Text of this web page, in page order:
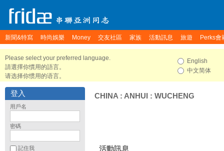
新聞&特寫 時尚娛樂 Money 交友社區 家族 活動訊息 旅遊 Perks會
Please select your preferred language.
請選擇你慣用的語言。
请选择你惯用的语言。
English
中文简体
登入
用戶名
密碼
記住我
CHINA : ANHUI : WUCHENG
活動訊息